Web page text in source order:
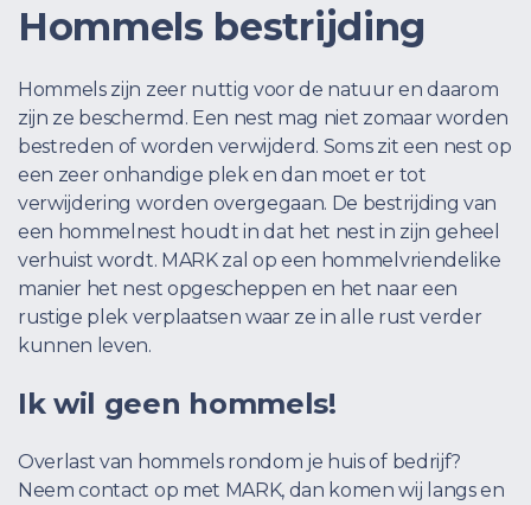
Hommels bestrijding
Hommels zijn zeer nuttig voor de natuur en daarom
zijn ze beschermd. Een nest mag niet zomaar worden
bestreden of worden verwijderd. Soms zit een nest op
een zeer onhandige plek en dan moet er tot
verwijdering worden overgegaan. De bestrijding van
een hommelnest houdt in dat het nest in zijn geheel
verhuist wordt. MARK zal op een hommelvriendelike
manier het nest opgescheppen en het naar een
rustige plek verplaatsen waar ze in alle rust verder
kunnen leven.
Ik wil geen hommels!
Overlast van hommels rondom je huis of bedrijf?
Neem contact op met MARK, dan komen wij langs en